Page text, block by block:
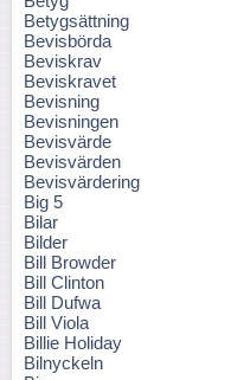
Betygsättning
Bevisbörda
Beviskrav
Beviskravet
Bevisning
Bevisningen
Bevisvärde
Bevisvärden
Bevisvärdering
Big 5
Bilar
Bilder
Bill Browder
Bill Clinton
Bill Dufwa
Bill Viola
Billie Holiday
Bilnyckeln